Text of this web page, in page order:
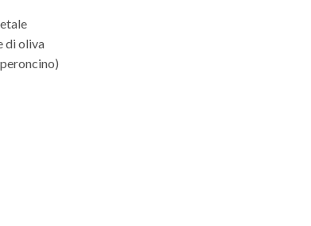
di oliva